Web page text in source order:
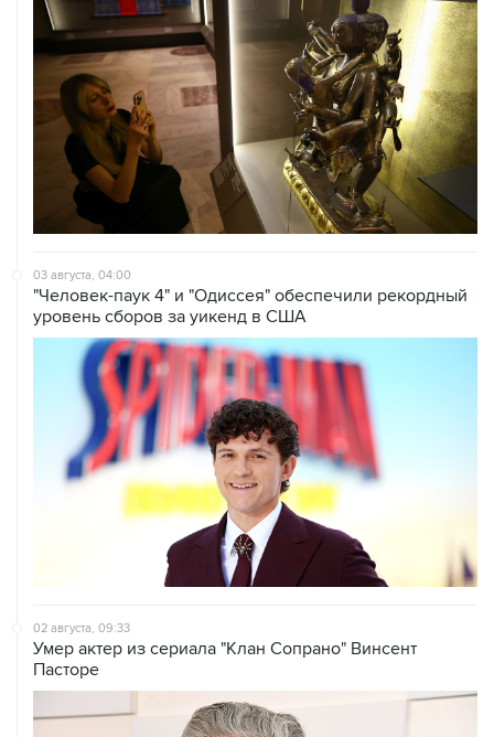
03 августа, 04:00
"Человек-паук 4" и "Одиссея" обеспечили рекордный
уровень сборов за уикенд в США
02 августа, 09:33
Умер актер из сериала "Клан Сопрано" Винсент
Пасторе